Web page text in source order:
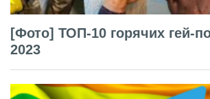
[Фото] ТОП-10 горячих гей-
2023